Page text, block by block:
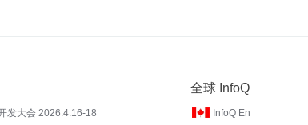
发大会 2026.4.16-18
全球 InfoQ
InfoQ En